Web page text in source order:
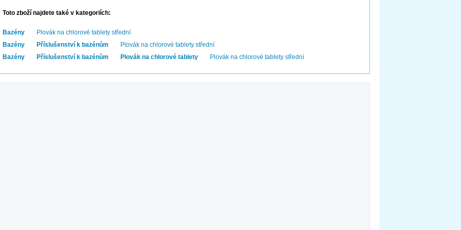
Toto zboží najdete také v kategoriích:
Bazény
Plovák na chlorové tablety střední
Bazény
Příslušenství k bazénům
Plovák na chlorové tablety střední
Bazény
Příslušenství k bazénům Plovák na chlorové tablety Plovák na chlorové tablety střední